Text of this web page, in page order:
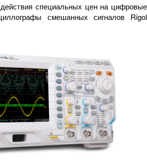
специальных цен на цифровые
смешанных сигналов Rigol